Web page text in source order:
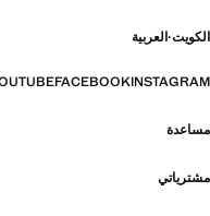
الكويت·العربية
INSTAGRAM
FACEBOOK
مساعدة
مشترياتي